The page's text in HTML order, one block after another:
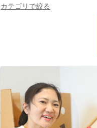
カテゴリで絞る